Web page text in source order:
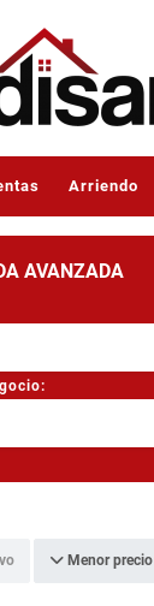
Arriendo
AVANZADA
Menor precio